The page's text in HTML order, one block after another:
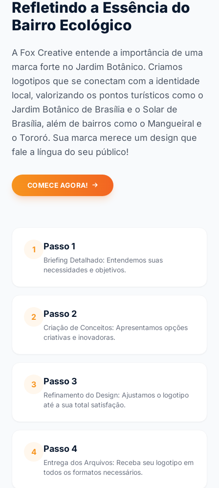
Refletindo a Essência do
Bairro Ecológico
A Fox Creative entende a importância de uma
marca forte no Jardim Botânico. Criamos
logotipos que se conectam com a identidade
local, valorizando os pontos turísticos como o
Jardim Botânico de Brasília e o Solar de
Brasília, além de bairros como o Mangueiral e
o Tororó. Sua marca merece um design que
fale a língua do seu público!
COMECE AGORA!
1 Passo 1
Briefing Detalhado: Entendemos suas
necessidades e objetivos.
2 Passo 2
Criação de Conceitos: Apresentamos opções
criativas e inovadoras.
3 Passo 3
Refinamento do Design: Ajustamos o logotipo
até a sua total satisfação.
4 Passo 4
Entrega dos Arquivos: Receba seu logotipo em
todos os formatos necessários.